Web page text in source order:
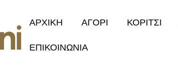
ΑΡΧΙΚΗ ΑΓΟΡΙ ΚΟΡΙΤΣΙ
ΕΠΙΚΟΙΝΩΝΙΑ